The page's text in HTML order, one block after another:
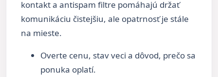
kontakt a antispam filtre pomáhajú držať
komunikáciu čistejšiu, ale opatrnosť je stále
na mieste.
Overte cenu, stav veci a dôvod, prečo sa
ponuka oplatí.